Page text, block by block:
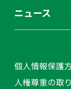
ニュース
個人情報保護
人権尊重の取